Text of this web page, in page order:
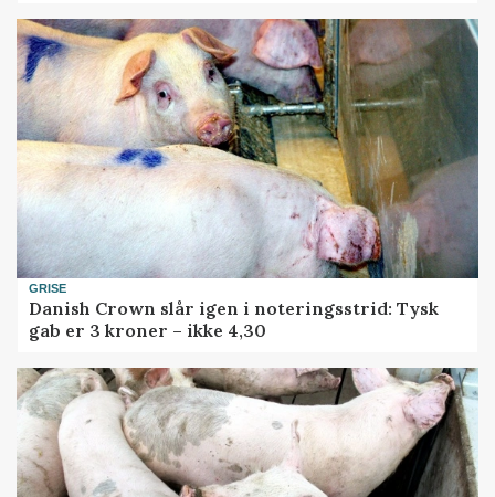
GRISE
Danish Crown slår igen i noteringsstrid: Tysk
gab er 3 kroner – ikke 4,30